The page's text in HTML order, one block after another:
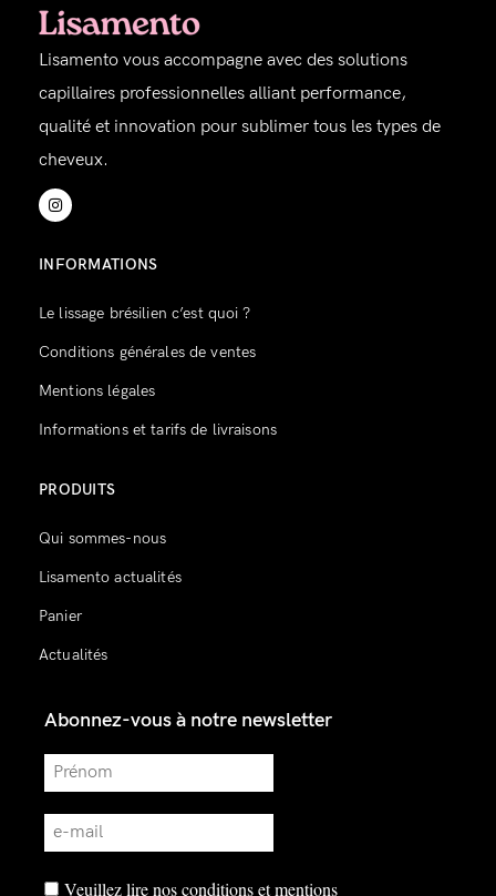
Lisamento vous accompagne avec des solutions
capillaires professionnelles alliant performance,
qualité et innovation pour sublimer tous les types de
cheveux.
INFORMATIONS
Le lissage brésilien c’est quoi ?
Conditions générales de ventes
Mentions légales
Informations et tarifs de livraisons
PRODUITS
Qui sommes-nous
Lisamento actualités
Panier
Actualités
Abonnez-vous à notre newsletter
Veuillez lirenos conditions et mentions